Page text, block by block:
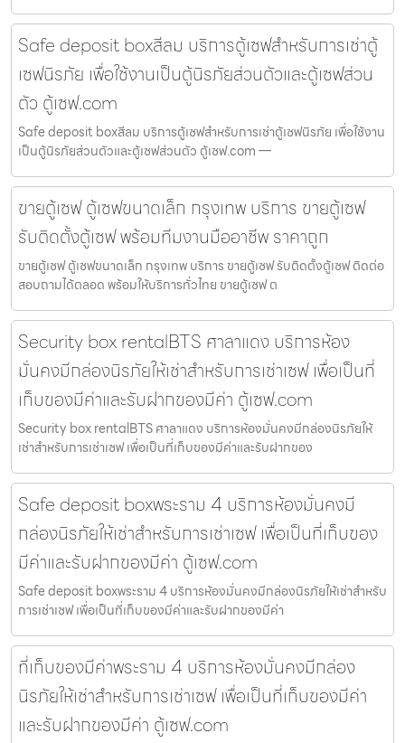
Safe deposit boxสีลม บริการตู้เซฟสำหรับการเช่าตู้
เซฟนิรภัย เพื่อใช้งานเป็นตู้นิรภัยส่วนตัวและตู้เซฟส่วน
ตัว ตู้เซฟ.com
Safe deposit boxสีลม บริการตู้เซฟสำหรับการเช่าตู้เซฟนิรภัย เพื่อใช้งาน
เป็นตู้นิรภัยส่วนตัวและตู้เซฟส่วนตัว ตู้เซฟ.com —
ขายตู้เซฟ ตู้เซฟขนาดเล็ก กรุงเทพ บริการ ขายตู้เซฟ
รับติดตั้งตู้เซฟ พร้อมทีมงานมืออาชีพ ราคาถูก
ขายตู้เซฟ ตู้เซฟขนาดเล็ก กรุงเทพ บริการ ขายตู้เซฟ รับติดตั้งตู้เซฟ ติดต่อ
สอบถามได้ตลอด พร้อมให้บริการทั่วไทย ขายตู้เซฟ ต
Security box rentalBTS ศาลาแดง บริการห้อง
มั่นคงมีกล่องนิรภัยให้เช่าสำหรับการเช่าเซฟ เพื่อเป็นที่
เก็บของมีค่าและรับฝากของมีค่า ตู้เซฟ.com
Security box rentalBTS ศาลาแดง บริการห้องมั่นคงมีกล่องนิรภัยให้
เช่าสำหรับการเช่าเซฟ เพื่อเป็นที่เก็บของมีค่าและรับฝากของ
Safe deposit boxพระราม 4 บริการห้องมั่นคงมี
กล่องนิรภัยให้เช่าสำหรับการเช่าเซฟ เพื่อเป็นที่เก็บของ
มีค่าและรับฝากของมีค่า ตู้เซฟ.com
Safe deposit boxพระราม 4 บริการห้องมั่นคงมีกล่องนิรภัยให้เช่าสำหรับ
การเช่าเซฟ เพื่อเป็นที่เก็บของมีค่าและรับฝากของมีค่า
ที่เก็บของมีค่าพระราม 4 บริการห้องมั่นคงมีกล่อง
นิรภัยให้เช่าสำหรับการเช่าเซฟ เพื่อเป็นที่เก็บของมีค่า
และรับฝากของมีค่า ตู้เซฟ.com